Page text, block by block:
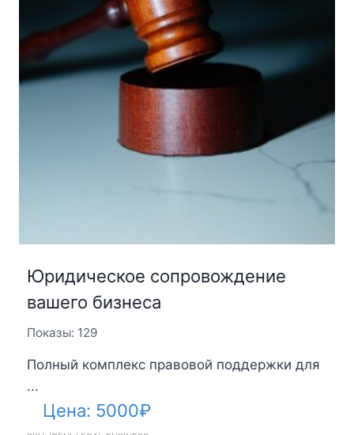
Юридическое сопровождение
вашего бизнеса
Показы: 129
Полный комплекс правовой поддержки для
...
Цена: 5000₽